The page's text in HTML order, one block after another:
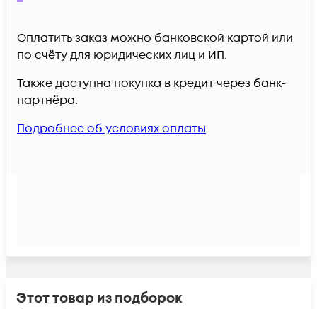
Оплатить заказ можно банковской картой или
по счёту для юридических лиц и ИП.
Также доступна покупка в кредит через банк-
партнёра.
Подробнее об условиях оплаты
Этот товар из подборок